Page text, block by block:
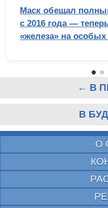
Маск обещал
с 2016 года —
«железа» на
← В
В
О